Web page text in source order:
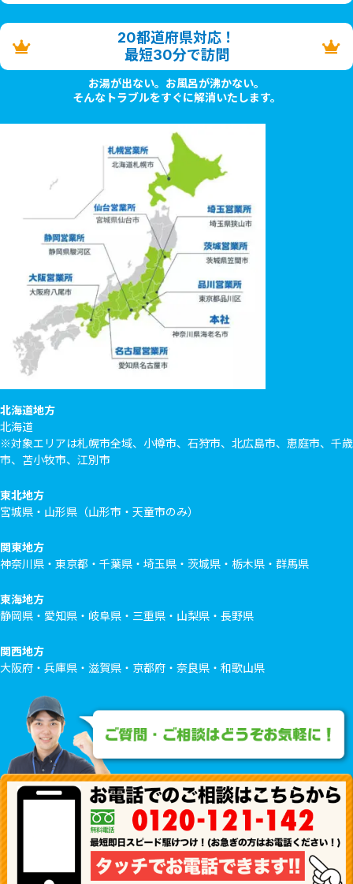
20都道府県対応！
最短30分で訪問
お湯が出ない。お風呂が沸かない。
そんなトラブルをすぐに解消いたします。
北海道地方
北海道
※対象エリアは札幌市全域、小樽市、石狩市、北広島市、恵庭市、千歳
市、苫小牧市、江別市
東北地方
宮城県・山形県（山形市・天童市のみ）
関東地方
神奈川県・東京都・千葉県・埼玉県・茨城県・栃木県・群馬県
東海地方
静岡県・愛知県・岐阜県・三重県・山梨県・長野県
関西地方
大阪府・兵庫県・滋賀県・京都府・奈良県・和歌山県